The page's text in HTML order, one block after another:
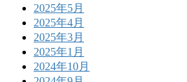
2025年5月
2025年4月
2025年3月
2025年1月
2024年10月